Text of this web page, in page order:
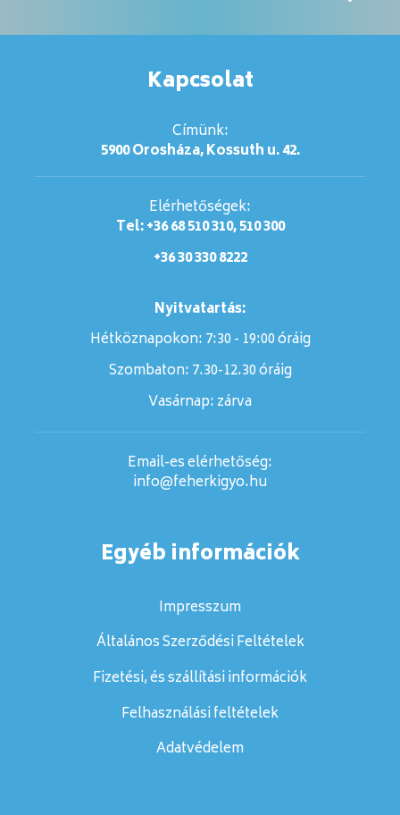
Kapcsolat
Címünk:
5900 Orosháza, Kossuth u. 42.
Elérhetőségek:
Tel: +36 68 510 310, 510 300
+36 30 330 8222
Nyitvatartás:
Hétköznapokon: 7:30 - 19:00 óráig
Szombaton:7.30-12.30 óráig
Vasárnap:zárva
Email-es elérhetőség:
info@feherkigyo.hu
Egyéb információk
Impresszum
Általános Szerződési Feltételek
Fizetési, és szállítási információk
Felhasználási feltételek
Adatvédelem